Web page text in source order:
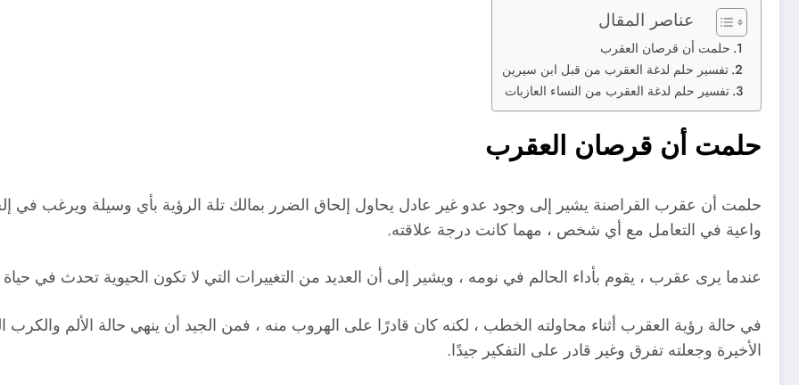
عناصر المقال
حلمت أن قرصان العقرب
تفسير حلم لدغة العقرب من قبل ابن سيرين
تفسير حلم لدغة العقرب من النساء العازبات
حلمت أن قرصان العقرب
حلمت أن عقرب القراصنة يشير إلى وجود عدو غير عادل يحاول إلحاق الضرر بمالك تلة الرؤية بأي وسيلة ويرغب في
واعية في التعامل مع أي شخص ، مهما كانت درجة علاقته.
عندما يرى عقرب ، يقوم بأداء الحالم في نومه ، ويشير إلى أن العديد من التغييرات التي لا تكون الحيوية تحدث في
في حالة رؤية العقرب أثناء محاولته الخطب ، لكنه كان قادرًا على الهروب منه ، فمن الجيد أن ينهي حالة الألم
الأخيرة وجعلته تفرق وغير قادر على التفكير جيدًا.